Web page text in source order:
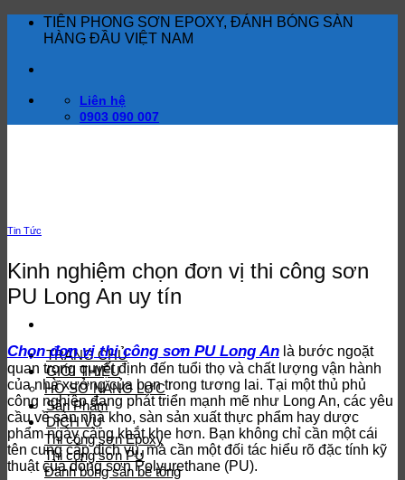
dung
TIÊN PHONG SƠN EPOXY, ĐÁNH BÓNG SÀN
HÀNG ĐẦU VIỆT NAM
Liên hệ
0903 090 007
TRANG CHỦ
GIỚI THIỆU
HỒ SƠ NĂNG LỰC
Sản Phẩm
DỊCH VỤ
Thi công sơn Epoxy
Thi công sơn PU
Đánh bóng sàn bê tông
Tin Tức
Kinh nghiệm chọn đơn vị thi công sơn
PU Long An uy tín
Chọn đơn vị thi công sơn PU Long An là bước ngoặt
quan trọng quyết định đến tuổi thọ và chất lượng vận hành
của nhà xưởng của bạn trong tương lai. Tại một thủ phủ
công nghiệp đang phát triển mạnh mẽ như Long An, các yêu
cầu về sàn nhà kho, sàn sản xuất thực phẩm hay dược
phẩm ngày càng khắt khe hơn. Bạn không chỉ cần một cái
tên cung cấp dịch vụ, mà cần một đối tác hiểu rõ đặc tính kỹ
thuật của dòng sơn Polyurethane (PU).